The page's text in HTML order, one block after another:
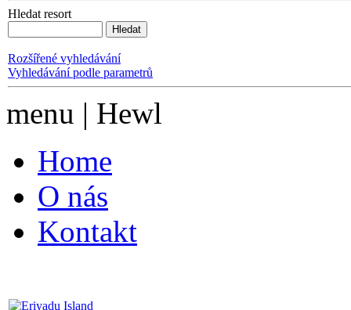
Hledat resort
Rozšířené vyhledávání
Vyhledávání podle parametrů
menu | Hewl
Home
O nás
Kontakt